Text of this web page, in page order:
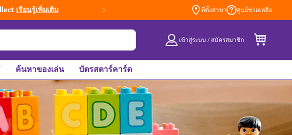
เรียนรู้เพิ่มเติม ที่ตั้งสาขา ศูนย์ช่วยเหลือ
เข้าสู่ระบบ / สมัครสมาชิก
ค้นหาของเล่น บัตรสตาร์คาร์ด